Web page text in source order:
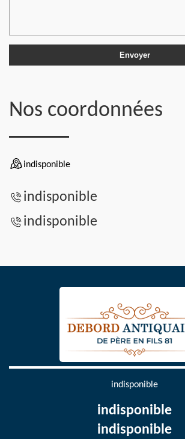
Nos coordonnées
indisponible
indisponible
indisponible
indisponible
indisponible
indisponible